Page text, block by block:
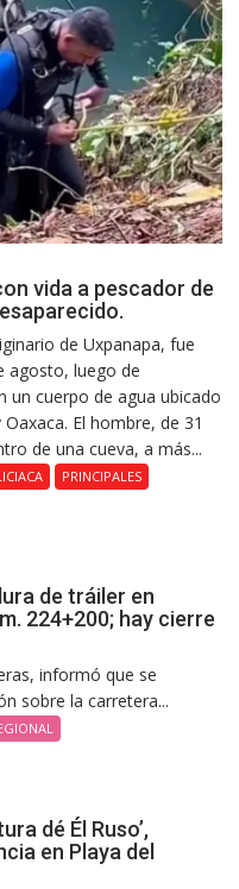
vida a pescador de
de Uxpanapa, fue
agosto, luego de
un cuerpo de agua ubicado
El hombre, de 31
de una cueva, a más...
PRINCIPALES
de tráiler en
224+200; hay cierre
informó que se
sobre la carretera...
dé Él Ruso’,
en Playa del